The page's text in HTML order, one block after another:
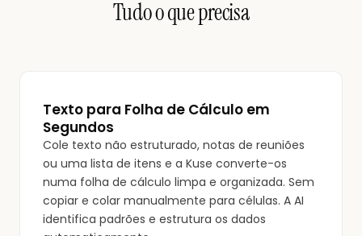
Tudo o que precisa
Texto para Folha de Cálculo em
Segundos
Cole texto não estruturado, notas de reuniões
ou uma lista de itens e a Kuse converte-os
numa folha de cálculo limpa e organizada. Sem
copiar e colar manualmente para células. A AI
identifica padrões e estrutura os dados